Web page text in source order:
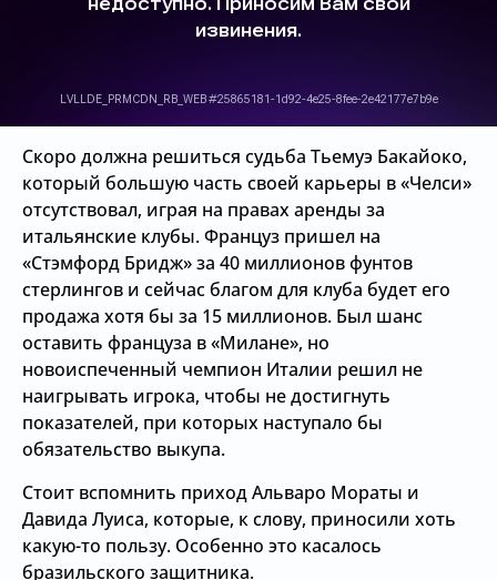
Скоро должна решиться судьба Тьемуэ Бакайоко,
который большую часть своей карьеры в «Челси»
отсутствовал, играя на правах аренды за
итальянские клубы. Француз пришел на
«Стэмфорд Бридж» за 40 миллионов фунтов
стерлингов и сейчас благом для клуба будет его
продажа хотя бы за 15 миллионов. Был шанс
оставить француза в «Милане», но
новоиспеченный чемпион Италии решил не
наигрывать игрока, чтобы не достигнуть
показателей, при которых наступало бы
обязательство выкупа.
Стоит вспомнить приход Альваро Мораты и
Давида Луиса, которые, к слову, приносили хоть
какую-то пользу. Особенно это касалось
бразильского защитника.